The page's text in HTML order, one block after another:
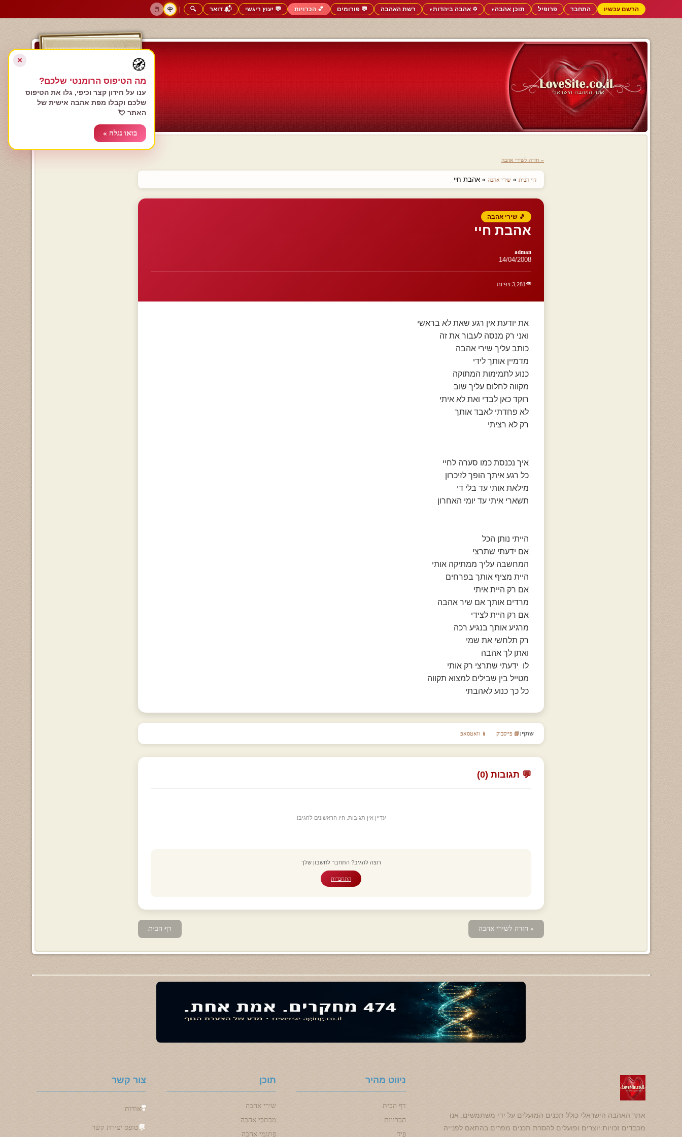
הרשם עכשיו התחבר פרופיל תוכן אהבה▼ ✡️ אהבה ביהדות▼ רשת האהבה 💬 פורומים 💕 הכרויות 💬 יעוץ ריגשי 📬 דואר 🔍
|
🌹
🖱️
הרשם עכשיו
התחבר
« חזרה לשירי אהבה
דף הבית » שירי אהבה » אהבת חיי
🎵 שירי אהבה
אהבת חיי
adman
14/04/2008
👁️ 3,281 צפיות
את יודעת אין רגע שאת לא בראשי
ואני רק מנסה לעבור את זה
כותב עליך שירי אהבה
מדמיין אותך לידי
כנוע לתמימות המתוקה
מקווה לחלום עליך שוב
רוקד כאן לבדי ואת לא איתי
לא פחדתי לאבד אותך
רק לא רציתי
איך נכנסת כמו סערה לחיי
כל רגע איתך הופך לזיכרון
מילאת אותי עד בלי די
תשארי איתי עד יומי האחרון
הייתי נותן הכל
אם ידעתי שתרצי
המחשבה עליך ממתיקה אותי
היית מציף אותך בפרחים
אם רק היית איתי
מרדים אותך אם שיר אהבה
אם רק היית לצידי
מרגיע אותך בנגיע רכה
רק תלחשי את שמי
ואתן לך אהבה
לו ידעתי שתרצי רק אותי
מטייל בין שבילים למצוא תקווה
כל כך כנוע לאהבתי
שתף: 📘 פייסבוק 📱 וואטסאפ
💬 תגובות (0)
עדיין אין תגובות. היו הראשונים להגיב!
רוצה להגיב? התחבר לחשבון שלך
התחברות
« חזרה לשירי אהבה דף הבית
אתר האהבה הישראלי כולל תכנים המועלים על ידי משתמשים. אנו
מכבדים זכויות יוצרים ופועלים להסרת תכנים מפרים בהתאם לפנייה
ניווט מהיר
דף הבית
הכרויות
פיד
תוכן
שירי אהבה
מכתבי אהבה
פתגמי אהבה
צור קשר
❣️אודות
💬טופס יצירת קשר